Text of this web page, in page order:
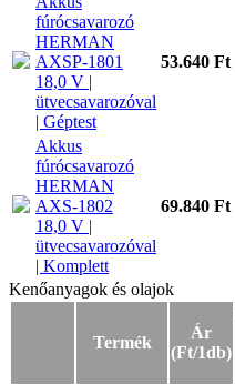
fúrócsavarozó
HERMAN
AXSP-1801
18,0 V |
ütvecsavarozóval
| Géptest
53.640 Ft
Akkus
fúrócsavarozó
HERMAN
AXS-1802
18,0 V |
ütvecsavarozóval
| Komplett
69.840 Ft
Kenőanyagok és olajok
Kenőanyagok és olajok
Termék
Ár
(Ft/1db)